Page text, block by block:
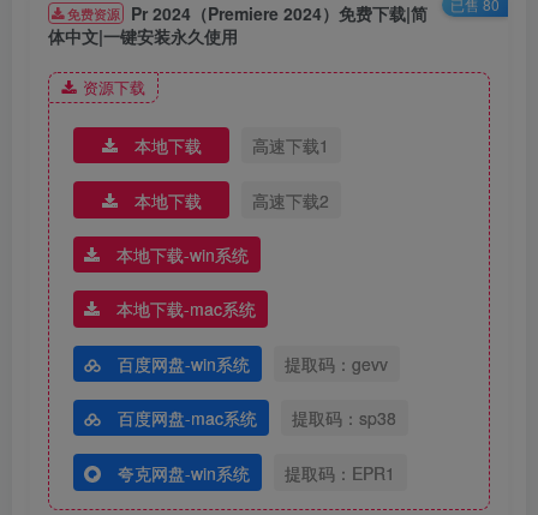
4.①双击打开需要将软件安装的磁盘（如：D盘）②新建一个
【Pr】文件夹并选中③点击【确定】。
已售 80
免费资源
Pr 2024（Premiere 2024）免费下载|简
体中文|一键安装永久使用
资源下载
本地下载 高速下载1
本地下载 高速下载2
本地下载-win系统
本地下载-mac系统
百度网盘-win系统 提取码：gevv
百度网盘-mac系统 提取码：sp38
夸克网盘-win系统 提取码：EPR1